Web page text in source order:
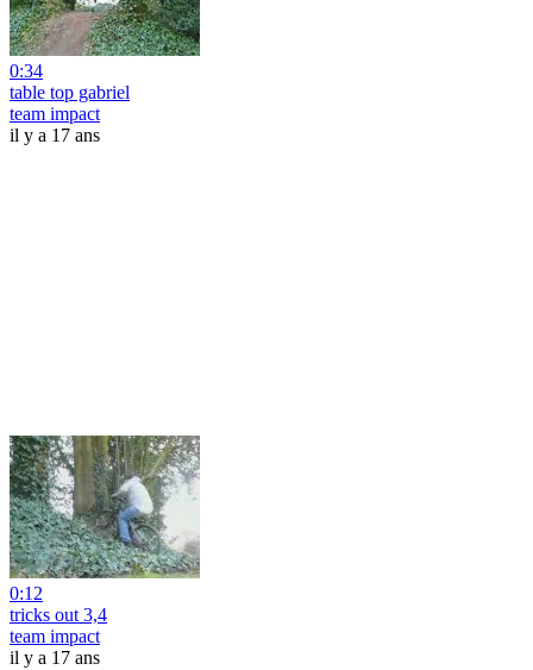
0:34
table top gabriel
team impact
il y a 17 ans
0:12
tricks out 3,4
team impact
il y a 17 ans